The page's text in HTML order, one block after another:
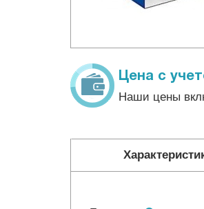
Цена с
Наши цены